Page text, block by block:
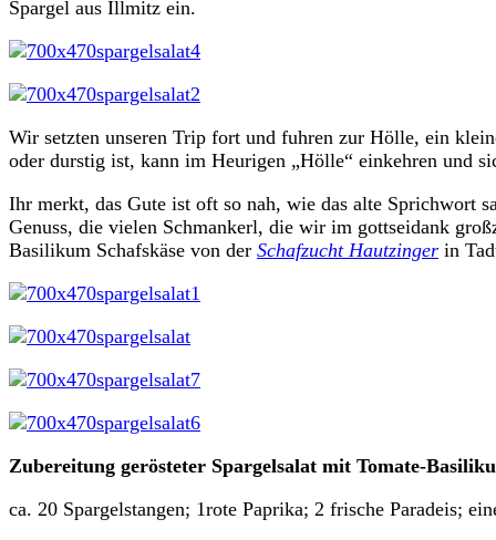
Spargel aus Illmitz ein.
Wir setzten unseren Trip fort und fuhren zur Hölle, ein
oder durstig ist, kann im Heurigen „Hölle“ einkehren und
Ihr merkt, das Gute ist oft so nah, wie das alte Sprichwort
Genuss, die vielen Schmankerl, die wir im gottseidank
Basilikum Schafskäse von der Schafzucht Hautzinger in
Zubereitung gerösteter Spargelsalat mit Tomate-
ca. 20 Spargelstangen; 1rote Paprika; 2 frische Paradeis;